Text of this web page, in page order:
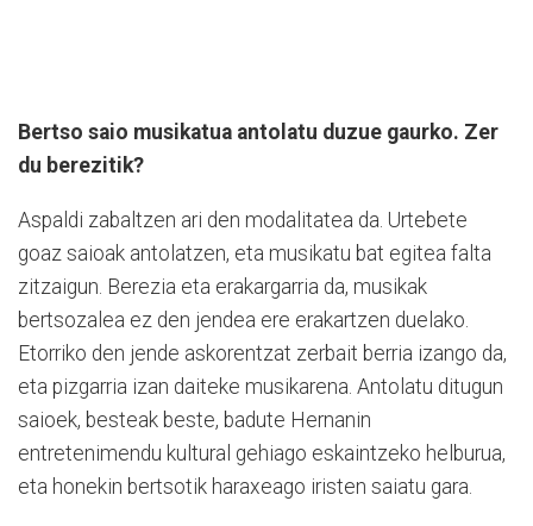
Bertso saio musikatua antolatu duzue gaurko. Zer
du berezitik?
Aspaldi zabaltzen ari den modalitatea da. Urtebete
goaz saioak antolatzen, eta musikatu bat egitea falta
zitzaigun. Berezia eta erakargarria da, musikak
bertsozalea ez den jendea ere erakartzen duelako.
Etorriko den jende askorentzat zerbait berria izango da,
eta pizgarria izan daiteke musikarena. Antolatu ditugun
saioek, besteak beste, badute Hernanin
entretenimendu kultural gehiago eskaintzeko helburua,
eta honekin bertsotik haraxeago iristen saiatu gara.